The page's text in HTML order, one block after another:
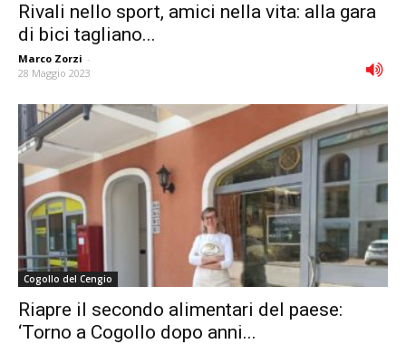
Rivali nello sport, amici nella vita: alla gara
di bici tagliano...
Marco Zorzi -
28 Maggio 2023
Cogollo del Cengio
Riapre il secondo alimentari del paese:
‘Torno a Cogollo dopo anni...